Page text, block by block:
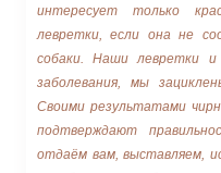
интересует только
левретки, если она не
собаки. Наши левретки
заболевания, мы
Своими результатами
подтверждают
отдаём вам, выставляем,